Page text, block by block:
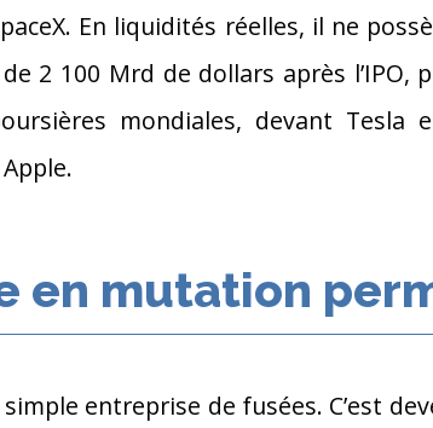
En liquidités réelles, il ne
2 100 Mrd de dollars après l’IPO,
mondiales, devant Tesla
en mutation
entreprise de fusées. C’est